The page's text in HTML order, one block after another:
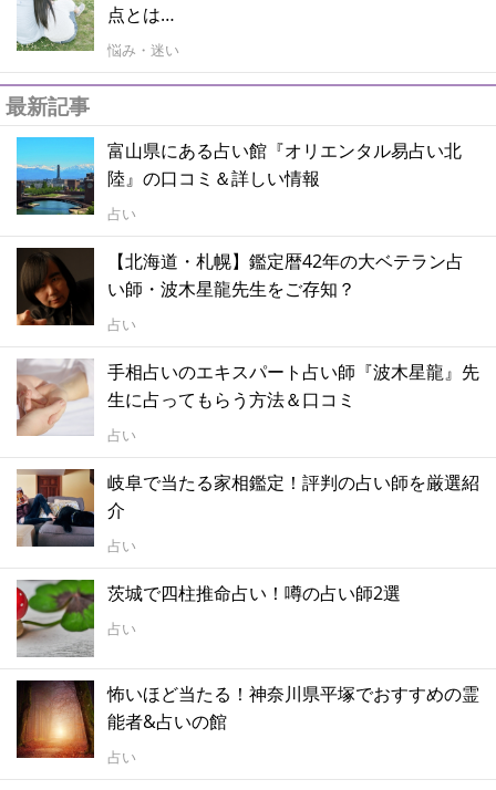
点とは…
悩み・迷い
最新記事
富山県にある占い館『オリエンタル易占い北
陸』の口コミ＆詳しい情報
占い
【北海道・札幌】鑑定暦42年の大ベテラン占
い師・波木星龍先生をご存知？
占い
手相占いのエキスパート占い師『波木星龍』先
生に占ってもらう方法＆口コミ
占い
岐阜で当たる家相鑑定！評判の占い師を厳選紹
介
占い
茨城で四柱推命占い！噂の占い師2選
占い
怖いほど当たる！神奈川県平塚でおすすめの霊
能者&占いの館
占い